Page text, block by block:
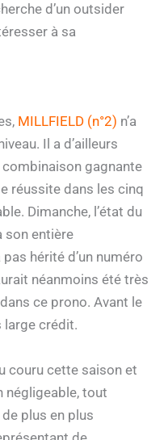
d’un outsider
à sa
MILLFIELD (n°2) n’a
Il a d’ailleurs
gagnante
réussite dans les cinq
Dimanche, l’état du
son entière
hérité d’un numéro
néanmoins été très
ce prono. Avant le
large crédit.
couru cette saison et
négligeable, tout
plus en plus